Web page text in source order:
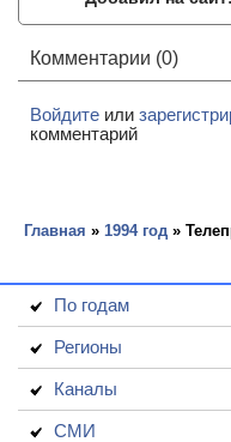
Комментарии (0)
Войдите или
комментарий
Главная » 1994 год »
По годам
Регионы
Каналы
СМИ